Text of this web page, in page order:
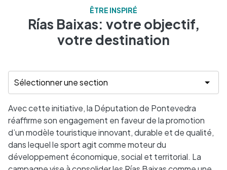
ÊTRE INSPIRÉ
Rías Baixas: votre objectif,
votre destination
Avec cette initiative, la Députation de Pontevedra
réaffirme son engagement en faveur de la promotion
d’un modèle touristique innovant, durable et de qualité,
dans lequel le sport agit comme moteur du
développement économique, social et territorial. La